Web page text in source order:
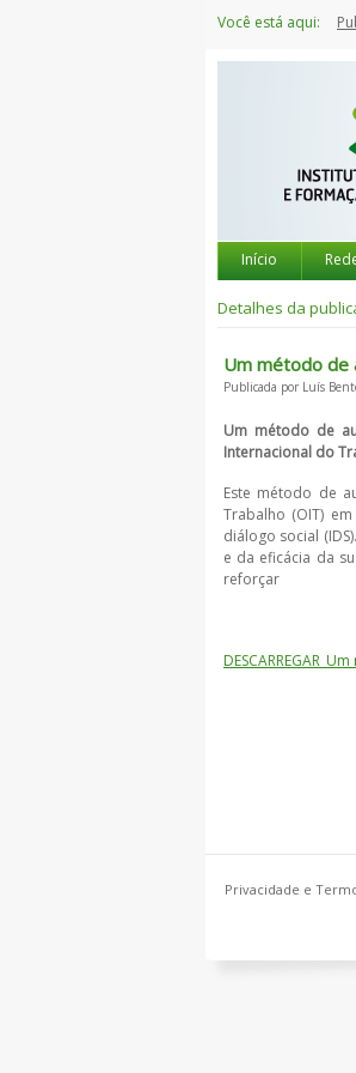
para
Você está aqui:
Início
Detalhes da
Um método de
Publicada por Luís
Um método de
Internacional do
Este método de
Trabalho (OIT)
diálogo social
e da eficácia da
reforçar
Privacidade e